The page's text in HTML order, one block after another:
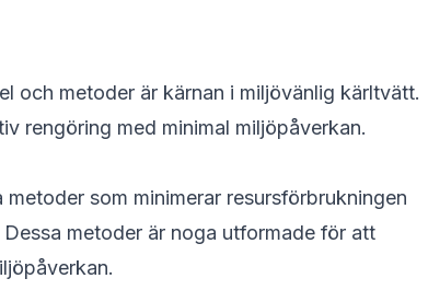
och metoder är kärnan i miljövänlig kärltvätt.
rengöring med minimal miljöpåverkan.
som minimerar resursförbrukningen
metoder är noga utformade för att